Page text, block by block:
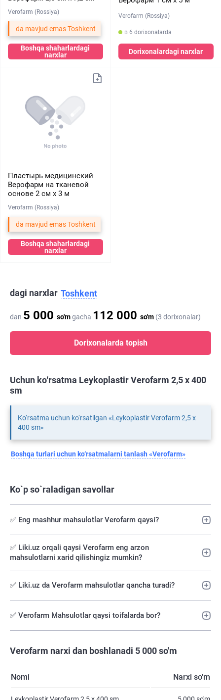
Verofarm (Rossiya)
da mavjud emas Toshkent
Boshqa shaharlardagi
narxlar
Verofarm (Rossiya)
в 6 dorixonalarda
Dorixonalardagi narxlar
Пластырь медицинский
Верофарм на тканевой
основе 2 см х 3 м
Verofarm (Rossiya)
da mavjud emas Toshkent
Boshqa shaharlardagi
narxlar
dagi narxlar Toshkent
dan 5 000 so'mgacha 112 000 so'm (3 dorixonalar)
Dorixonalarda topish
Uchun ko‘rsatma Leykoplastir Verofarm 2,5 х 400
sm
Ko‘rsatma uchun ko‘rsatilgan «Leykoplastir Verofarm 2,5 х
400 sm»
Boshqa turlari uchun ko‘rsatmalarni tanlash «Verofarm»
Ko`p so`raladigan savollar
✅ Eng mashhur mahsulotlar Verofarm qaysi?
✅️ Liki.uz orqali qaysi Verofarm eng arzon
mahsulotlarni xarid qilishingiz mumkin?
✅ Liki.uz da Verofarm mahsulotlar qancha turadi?
✅ Verofarm Mahsulotlar qaysi toifalarda bor?
Verofarm narxi dan boshlanadi 5 000 so'm
Nomi Narxi so'm